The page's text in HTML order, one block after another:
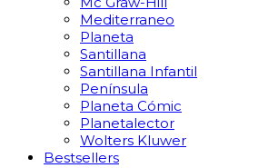
Mediterraneo
Planeta
Santillana
Santillana Infantil
Península
Planeta Cómic
Planetalector
Wolters Kluwer
Bestsellers